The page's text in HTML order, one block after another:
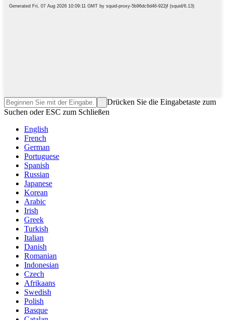
Drücken Sie die Eingabetaste zum
Suchen oder ESC zum Schließen
English
French
German
Portuguese
Spanish
Russian
Japanese
Korean
Arabic
Irish
Greek
Turkish
Italian
Danish
Romanian
Indonesian
Czech
Afrikaans
Swedish
Polish
Basque